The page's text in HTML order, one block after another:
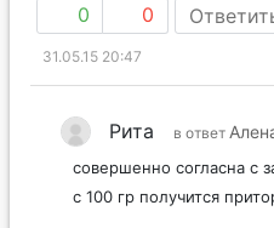
0 0
31.05.15 20:47
Рита в ответ
совершенно согласна с
с 100 гр получится